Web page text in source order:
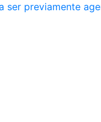
ser previamente